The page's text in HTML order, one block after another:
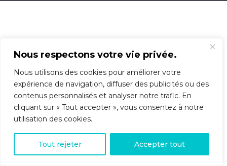
Nous respectons votre vie privée.
Nous utilisons des cookies pour améliorer votre
expérience de navigation, diffuser des publicités ou des
contenus personnalisés et analyser notre trafic. En
cliquant sur « Tout accepter », vous consentez à notre
utilisation des cookies.
Tout rejeter Accepter tout
0